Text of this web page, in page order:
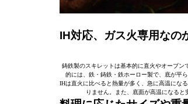
IH対応、ガス火専用なの
鋳鉄製のスキレットは基本的に直火やオーブン
的には、鉄・鋳鉄・鉄ホーロー製で、底が平
IHは直火に比べると熱量が多く、急に高温にな
りません。また、底面が高温になる